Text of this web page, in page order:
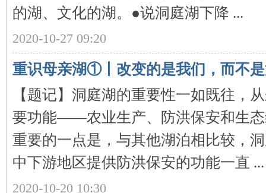
长
的湖、文化的湖。●说洞庭湖下降 ...
2020-10-27 09:20
重识母亲湖①丨改变的是我们，而不
【题记】洞庭湖的重要性一如既往，
要功能——农业生产、防洪保安和生
重要的一点是，与其他湖泊相比较，
中下游地区提供防洪保安的功能一直 ...
2020-10-20 10:30